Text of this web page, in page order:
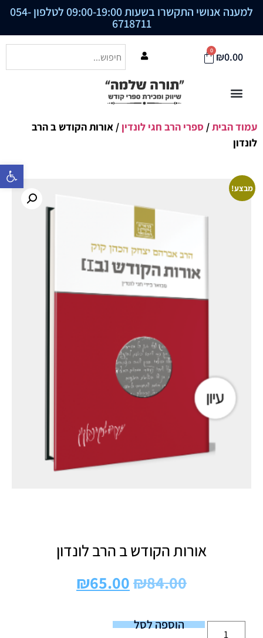
פתח סרגל
למענה אנושי התקשרו בשעות 09:00-19:00 לטלפון 054-
6718711
₪0.00
0
עמוד הבית/ ספרי הרב חגי לונדין / אורות הקודש ב הרב
לונדון
מבצע!
אורות הקודש ב הרב לונדון
₪84.00
₪65.00
הוספה לסל